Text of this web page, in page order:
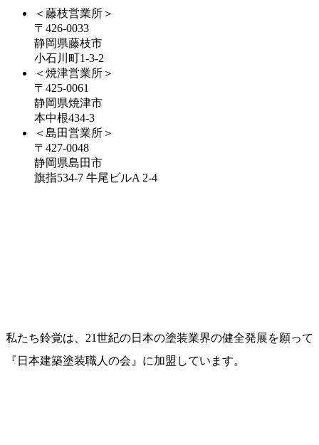
＜藤枝営業所＞
〒426-0033
静岡県藤枝市
小石川町1-3-2
＜焼津営業所＞
〒425-0061
静岡県焼津市
本中根434-3
＜島田営業所＞
〒427-0048
静岡県島田市
旗指534-7 牛尾ビルA 2-4
私たち鈴覚は、21世紀の日本の塗装業界の健全発展を願って
『日本建築塗装職人の会』に加盟しています。